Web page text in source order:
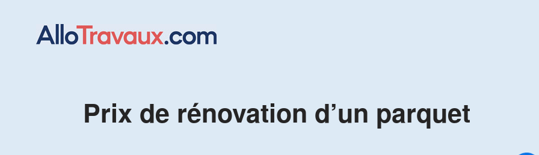
Prix de rénovation d’un parquet